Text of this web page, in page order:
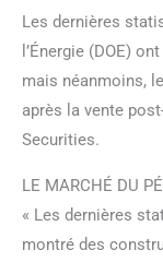
Les dernières
l’Énergie (DOE)
mais néanmoins,
après la vente
Securities.
LE MARCHÉ DU
« Les dernières
montré des